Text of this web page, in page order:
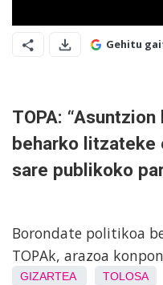
Gehitu
TOPA:
beharko litzateke
sare publikoko
Borondate politikoa
TOPAk, arazoa
GIZARTEA TOLOSA